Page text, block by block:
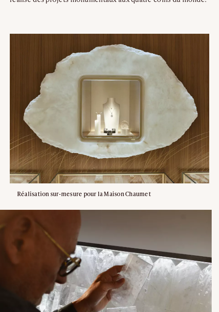
Réalisation sur-mesure pour la Maison Chaumet